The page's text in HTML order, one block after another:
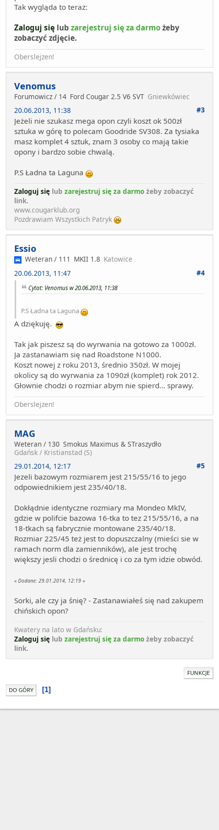
Tak wygląda to teraz:
Zaloguj się lub zarejestruj się za darmo żeby
zobaczyć zdjęcie.
Oberslejzen!
Venomus
Forumowicz / 14 Ford Cougar 2.5 V6 SVT Gniewkówiec
20.06.2013, 11:38
#3
Jeżeli nie szukasz mega opon czyli koszt ok 500zł
sztuka w górę to polecam Goodride SV308. Za tysiaka
masz komplet 4 sztuk, znam 3 osoby co mają takie
opony i bardzo sobie chwalą.
P.S Ładna ta Laguna
Zaloguj się lub zarejestruj się za darmo żeby zobaczyć
link.
www.cougarklub.org
Pozdrawiam Wszystkich Patryk
Essio
Weteran / 111 MKII 1.8 Katowice
20.06.2013, 11:47
#4
Cytat: Venomus w 20.06.2013, 11:38
P.S Ładna ta Laguna
A dziękuję.
Tak jak piszesz są do wyrwania na gotowo za 1000zł.
Ja zastanawiam się nad Roadstone N1000.
Koszt nowej z roku 2013, średnio 350zł. W mojej
okolicy są do wyrwania za 1090zł (komplet) rok 2012.
Głownie chodzi o rozmiar abym nie spierd... sprawy.
Oberslejzen!
MAG
Weteran / 130 Smokus Maximus & STraszydło
Gdańsk / Kristianstad (S)
29.01.2014, 12:17
#5
Jezeli bazowym rozmiarem jest 215/55/16 to jego
odpowiednikiem jest 235/40/18.
Dokłądnie identyczne rozmiary ma Mondeo MkIV,
gdzie w polifcie bazowa 16-tka to tez 215/55/16, a na
18-tkach są fabrycznie montowane 235/40/18.
Rozmiar 225/45 też jest to dopuszczalny (mieści sie w
ramach norm dla zamienników), ale jest trochę
większy jesli chodzi o średnicę i co za tym idzie obwód.
« Dodane: 29.01.2014, 12:19 »
Sorki, ale czy ja śnię? - Zastanawiałeś się nad zakupem
chińskich opon?
Kwatery na lato w Gdańsku:
Zaloguj się lub zarejestruj się za darmo żeby zobaczyć
link.
FUNKCJE
DO GÓRY 1